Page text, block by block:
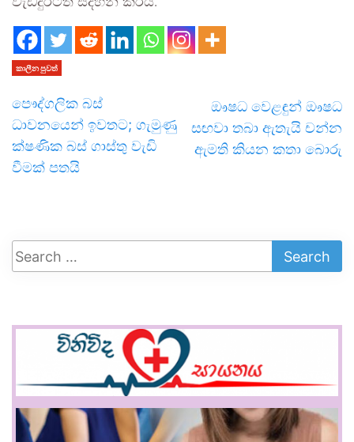
කාලීන පුවත්
පෞද්ගලික බස්
ධාවනයෙන් ඉවතට; ගැමුණු
ක්ෂණික බස් ගාස්තු වැඩි
වීමක් පතයි
ඖෂධ වෙළඳුන් ඖෂධ
සඟවා තබා ඇතැයි චන්න
ඇමති කියන කතා බොරු